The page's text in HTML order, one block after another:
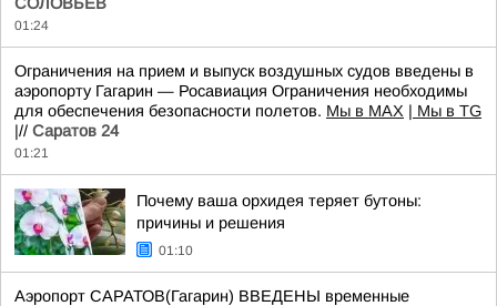
01:24
Ограничения на прием и выпуск воздушных судов введены в
аэропорту Гагарин — Росавиация Ограничения необходимы
для обеспечения безопасности полетов. Мы в MAX | Мы в TG
|// Саратов 24
01:21
Почему ваша орхидея теряет бутоны:
причины и решения
01:10
Аэропорт САРАТОВ(Гагарин) ВВЕДЕНЫ временные